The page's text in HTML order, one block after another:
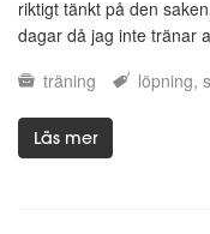
riktigt tänkt på den
dagar då jag inte tränar
träning
löpning
Läs mer